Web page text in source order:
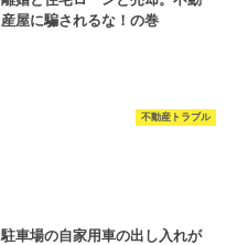
産屋に騙されるな！の巻
不動産トラブル
駐車場の自家用車の出し入れが